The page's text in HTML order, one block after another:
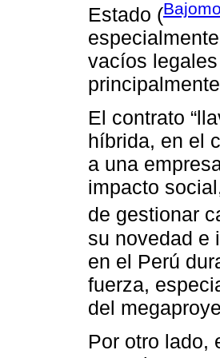
Estado (
vacíos
El contrato
híbrida, en el
a una
impacto
de gestionar
su novedad e
en el Perú
fuerza,
del
Por otro lado,